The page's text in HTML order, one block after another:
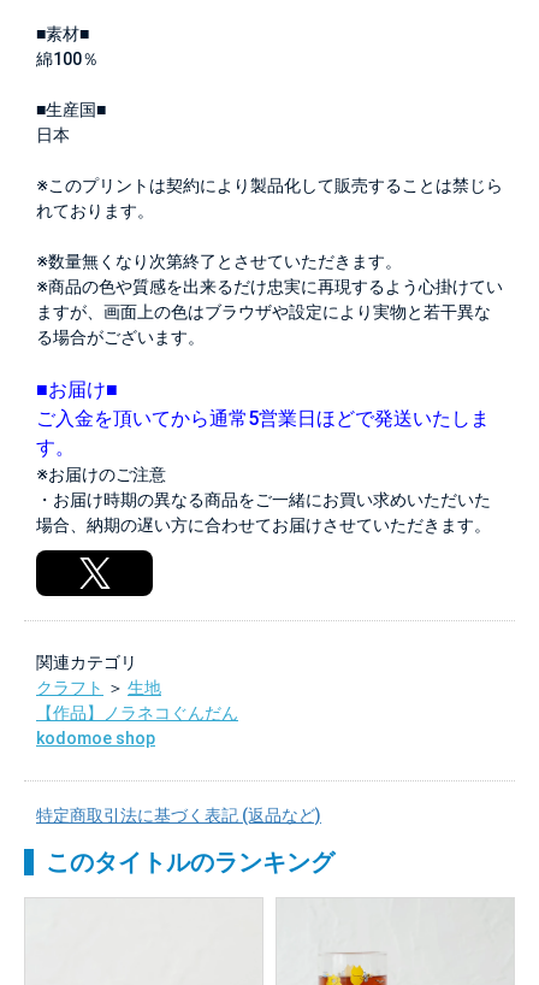
■素材■
綿100％
■生産国■
日本
※このプリントは契約により製品化して販売することは禁じら
れております。
※数量無くなり次第終了とさせていただきます。
※商品の色や質感を出来るだけ忠実に再現するよう心掛けてい
ますが、画面上の色はブラウザや設定により実物と若干異な
る場合がございます。
■お届け■
ご入金を頂いてから通常5営業日ほどで発送いたしま
す。
※お届けのご注意
・お届け時期の異なる商品をご一緒にお買い求めいただいた
場合、納期の遅い方に合わせてお届けさせていただきます。
関連カテゴリ
クラフト ＞ 生地
【作品】ノラネコぐんだん
kodomoe shop
特定商取引法に基づく表記 (返品など)
このタイトルのランキング